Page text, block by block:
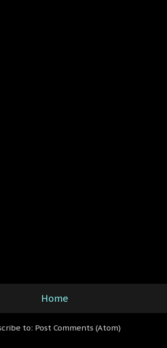
Home
to: Post Comments (Atom)